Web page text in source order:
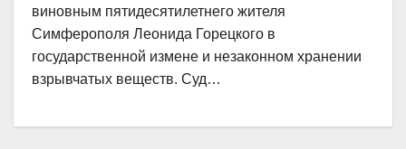
виновным пятидесятилетнего жителя
Симферополя Леонида Горецкого в
государственной измене и незаконном хранении
взрывчатых веществ. Суд…